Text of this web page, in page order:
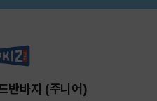
반바지 (주니어)